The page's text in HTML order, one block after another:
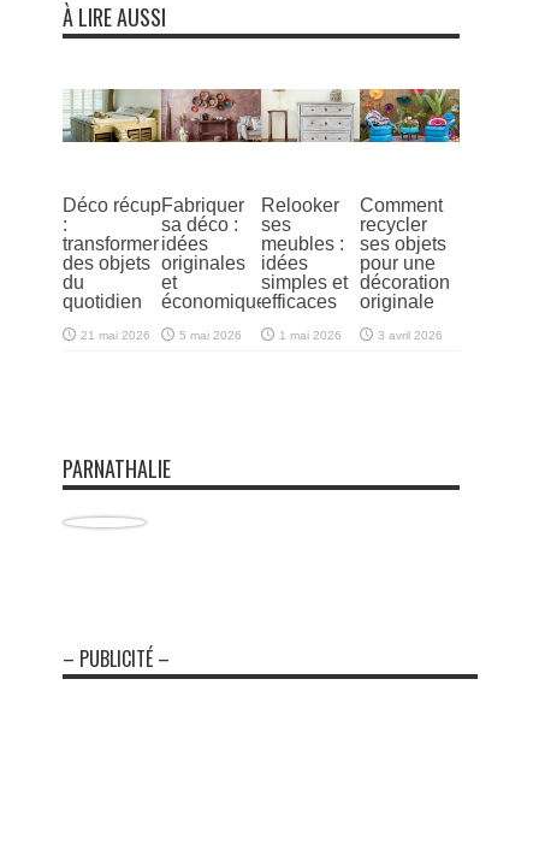
À LIRE AUSSI
Déco récup
:
transformer
des objets
du
quotidien
21 mai 2026
Fabriquer
sa déco :
idées
originales
et
économiques
5 mai 2026
Relooker
ses
meubles :
idées
simples et
efficaces
1 mai 2026
Comment
recycler
ses objets
pour une
décoration
originale
3 avril 2026
PARNATHALIE
– PUBLICITÉ –